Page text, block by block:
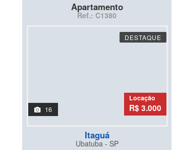
Apartamento
Ref.: C1380
DESTAQUE
16
Locação
R$ 3.000
Itaguá
Ubatuba - SP